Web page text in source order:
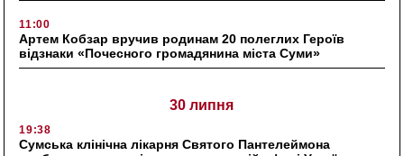
11:00
Артем Кобзар вручив родинам 20 полеглих Героїв
відзнаки «Почесного громадянина міста Суми»
30 липня
19:38
Сумська клінічна лікарня Святого Пантелеймона